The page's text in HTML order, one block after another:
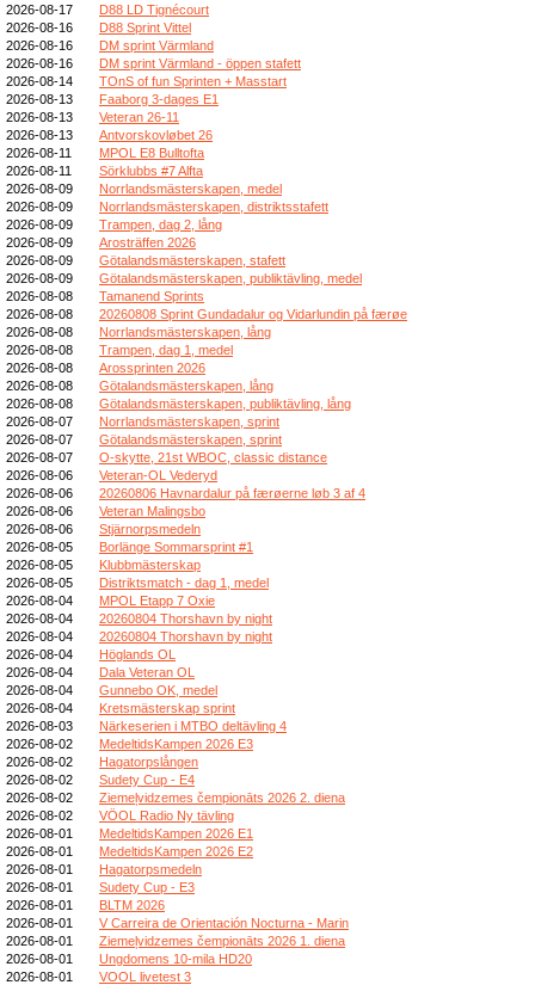
2026-08-17
D88 LD Tignécourt
2026-08-16
D88 Sprint Vittel
2026-08-16
DM sprint Värmland
2026-08-16
DM sprint Värmland - öppen stafett
2026-08-14
TOnS of fun Sprinten + Masstart
2026-08-13
Faaborg 3-dages E1
2026-08-13
Veteran 26-11
2026-08-13
Antvorskovløbet 26
2026-08-11
MPOL E8 Bulltofta
2026-08-11
Sörklubbs #7 Alfta
2026-08-09
Norrlandsmästerskapen, medel
2026-08-09
Norrlandsmästerskapen, distriktsstafett
2026-08-09
Trampen, dag 2, lång
2026-08-09
Arosträffen 2026
2026-08-09
Götalandsmästerskapen, stafett
2026-08-09
Götalandsmästerskapen, publiktävling, medel
2026-08-08
Tamanend Sprints
2026-08-08
20260808 Sprint Gundadalur og Vidarlundin på færøe
2026-08-08
Norrlandsmästerskapen, lång
2026-08-08
Trampen, dag 1, medel
2026-08-08
Arossprinten 2026
2026-08-08
Götalandsmästerskapen, lång
2026-08-08
Götalandsmästerskapen, publiktävling, lång
2026-08-07
Norrlandsmästerskapen, sprint
2026-08-07
Götalandsmästerskapen, sprint
2026-08-07
O-skytte, 21st WBOC, classic distance
2026-08-06
Veteran-OL Vederyd
2026-08-06
20260806 Havnardalur på færøerne løb 3 af 4
2026-08-06
Veteran Malingsbo
2026-08-06
Stjärnorpsmedeln
2026-08-05
Borlänge Sommarsprint #1
2026-08-05
Klubbmästerskap
2026-08-05
Distriktsmatch - dag 1, medel
2026-08-04
MPOL Etapp 7 Oxie
2026-08-04
20260804 Thorshavn by night
2026-08-04
20260804 Thorshavn by night
2026-08-04
Höglands OL
2026-08-04
Dala Veteran OL
2026-08-04
Gunnebo OK, medel
2026-08-04
Kretsmästerskap sprint
2026-08-03
Närkeserien i MTBO deltävling 4
2026-08-02
MedeltidsKampen 2026 E3
2026-08-02
Hagatorpslången
2026-08-02
Sudety Cup - E4
2026-08-02
Ziemeļvidzemes čempionāts 2026 2. diena
2026-08-02
VÖOL Radio Ny tävling
2026-08-01
MedeltidsKampen 2026 E1
2026-08-01
MedeltidsKampen 2026 E2
2026-08-01
Hagatorpsmedeln
2026-08-01
Sudety Cup - E3
2026-08-01
BLTM 2026
2026-08-01
V Carreira de Orientación Nocturna - Marin
2026-08-01
Ziemeļvidzemes čempionāts 2026 1. diena
2026-08-01
Ungdomens 10-mila HD20
2026-08-01
VOOL livetest 3